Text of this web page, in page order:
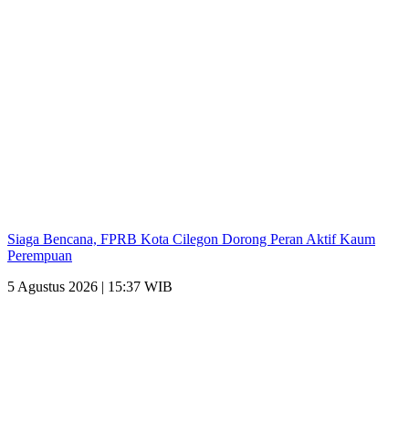
Siaga Bencana, FPRB Kota Cilegon Dorong Peran Aktif Kaum
Perempuan
5 Agustus 2026 | 15:37 WIB